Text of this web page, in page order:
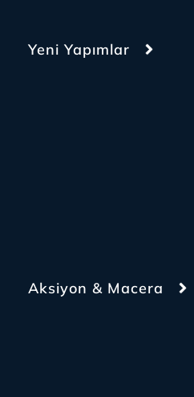
Yeni Yapımlar
Aksiyon & Macera